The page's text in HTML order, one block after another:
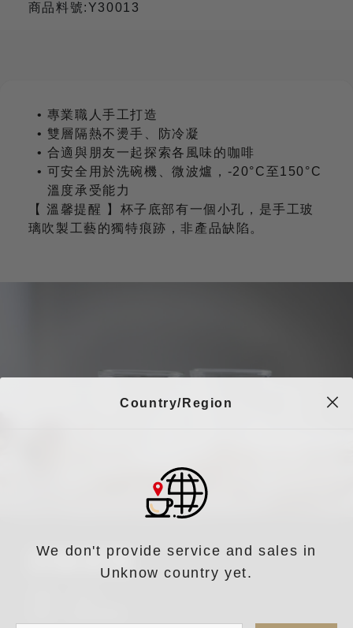
商品料號:Y30013
專業職人手工打造
雙層隔熱不燙手、防冷凝
合適與朋友一起探索各風味的咖啡
可安全用於洗碗機、微波爐，-20°C至150°C
溫度承受能力
【 溫馨提醒 】杯子底部有一個小孔，是手工玻
璃吹製工藝的獨特痕跡，非產品缺陷。
詳細規格
Country/Region
We don't provide service and sales in
Unknow country yet.